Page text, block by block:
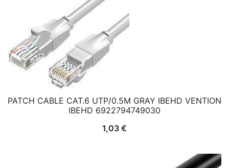
PATCH CABLE CAT.6 UTP/0.5M GRAY IBEHD VENTION
IBEHD 6922794749030
1,03 €